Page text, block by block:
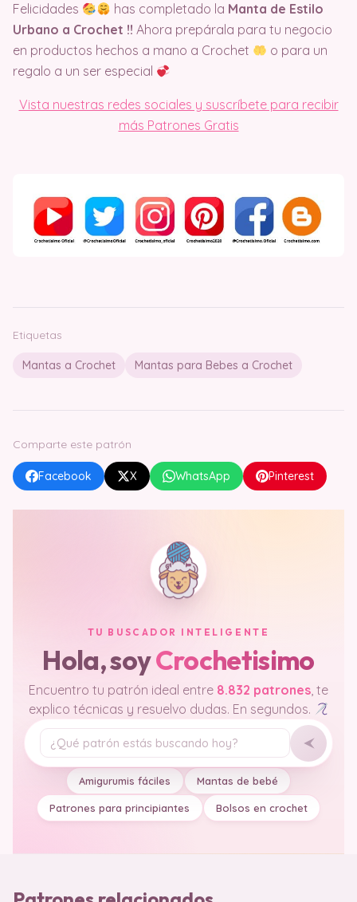
Felicidades has completado la Manta de Estilo
Urbano a Crochet !! Ahora prepárala para tu negocio
en productos hechos a mano a Crochet
o para un
regalo a un ser especial
Vista nuestras redes sociales y suscríbete para recibir
más Patrones Gratis
Etiquetas
Mantas a Crochet Mantas para Bebes a Crochet
Comparte este patrón
Facebook X WhatsApp Pinterest
TU BUSCADOR INTELIGENTE
Hola, soyCrochetisimo
Encuentro tu patrón ideal entre 8.832 patrones, te
explico técnicas y resuelvo dudas. En segundos.
Tu pregunta
Amigurumis fáciles Mantas de bebé
Patrones para principiantes Bolsos en crochet